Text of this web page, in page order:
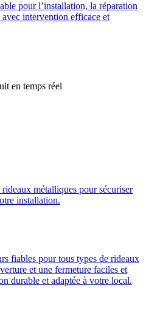
pour l’installation, la réparation
avec intervention efficace et
en temps réel
métalliques pour sécuriser
installation.
fiables pour tous types de rideaux
et une fermeture faciles et
durable et adaptée à votre local.